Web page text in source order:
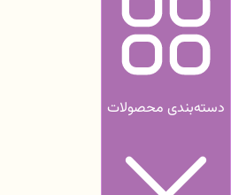
دسته‌بندی محصولات